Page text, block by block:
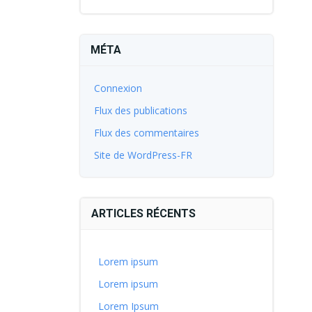
MÉTA
Connexion
Flux des publications
Flux des commentaires
Site de WordPress-FR
ARTICLES RÉCENTS
Lorem ipsum
Lorem ipsum
Lorem Ipsum